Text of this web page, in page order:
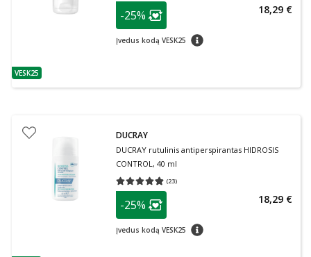
patarimas
VESK25
patarimas
Lojalumo klubo narių nuolaida
-25%
Įvedus kodą VESK25 patarimas
18,29 €
DUCRAY
DUCRAY rutulinis antiperspirantas HIDROSIS
CONTROL, 40 ml
(23)
Vidutinis įvertinimas 4.83
patarimas
Lojalumo klubo narių nuolaida
-25%
Įvedus kodą VESK25 patarimas
18,29 €